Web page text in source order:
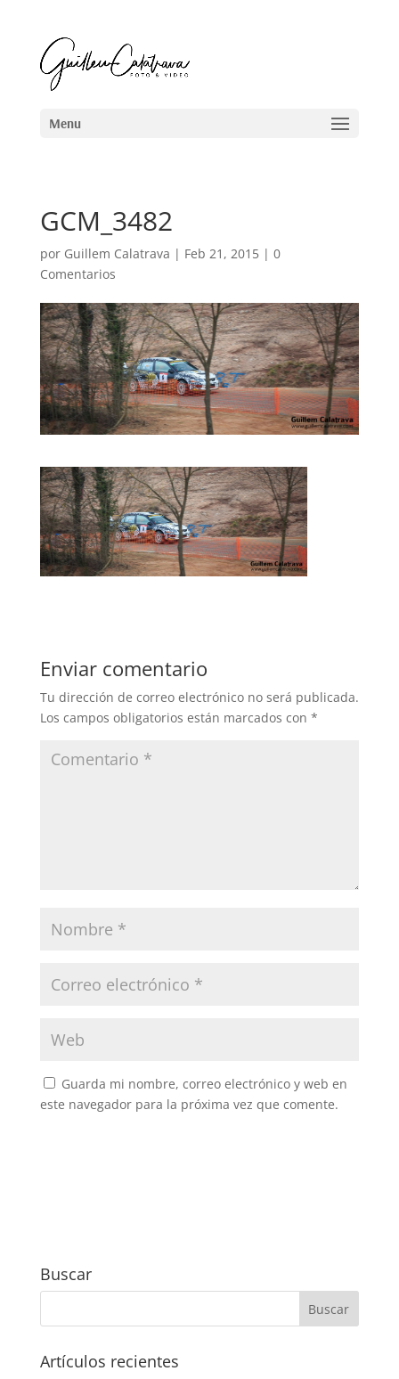
GCM_3482
por Guillem Calatrava | Feb 21, 2015| 0
Comentarios
Enviar comentario
Tu dirección de correo electrónico no será publicada.
Los campos obligatorios están marcados con *
Guarda mi nombre, correo electrónico y web en
este navegador para la próxima vez que comente.
Buscar
Artículos recientes